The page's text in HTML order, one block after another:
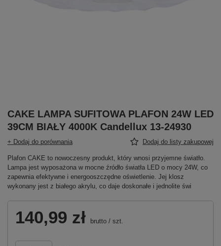
CAKE LAMPA SUFITOWA PLAFON 24W LED
39CM BIAŁY 4000K Candellux 13-24930
+ Dodaj do porównania Dodaj do listy zakupowej
Plafon CAKE to nowoczesny produkt, który wnosi przyjemne światło.
Lampa jest wyposażona w mocne źródło światła LED o mocy 24W, co
zapewnia efektywne i energooszczędne oświetlenie. Jej klosz
wykonany jest z białego akrylu, co daje doskonałe i jednolite świ
140,99 zł brutto / szt.